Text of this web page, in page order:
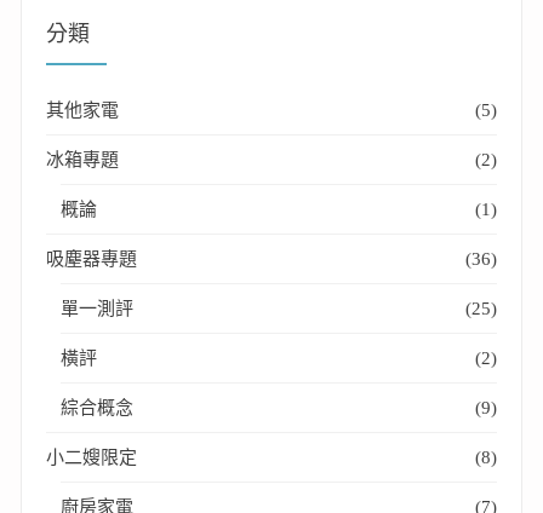
分類
其他家電 (5)
冰箱專題 (2)
概論 (1)
吸塵器專題 (36)
單一測評 (25)
橫評 (2)
綜合概念 (9)
小二嫂限定 (8)
廚房家電 (7)